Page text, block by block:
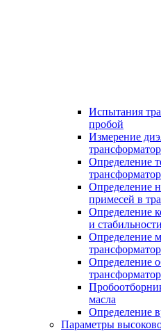
Испытания
пробой
Измерение
Определение
Определение
примесей в
Определение
и
Определение
Определение
масла
Определение
Параметры